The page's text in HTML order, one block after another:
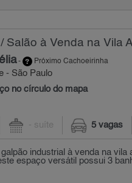
Salão à Venda na Vila
- Próximo Cachoeirinha
- São Paulo
no círculo do mapa
- suíte 5 vagas
industrial à venda na
espaço versátil possui 3